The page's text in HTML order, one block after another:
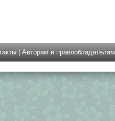
| Авторам и правообладателям